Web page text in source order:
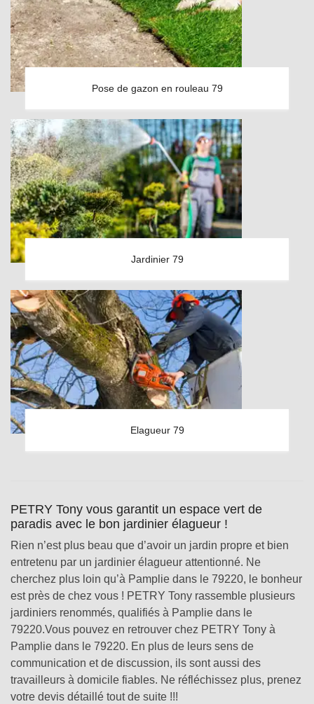
Pose de gazon en rouleau 79
Jardinier 79
Elagueur 79
PETRY Tony vous garantit un espace vert de
paradis avec le bon jardinier élagueur !
Rien n’est plus beau que d’avoir un jardin propre et bien
entretenu par un jardinier élagueur attentionné. Ne
cherchez plus loin qu’à Pamplie dans le 79220, le bonheur
est près de chez vous ! PETRY Tony rassemble plusieurs
jardiniers renommés, qualifiés à Pamplie dans le
79220.Vous pouvez en retrouver chez PETRY Tony à
Pamplie dans le 79220. En plus de leurs sens de
communication et de discussion, ils sont aussi des
travailleurs à domicile fiables. Ne réfléchissez plus, prenez
votre devis détaillé tout de suite !!!